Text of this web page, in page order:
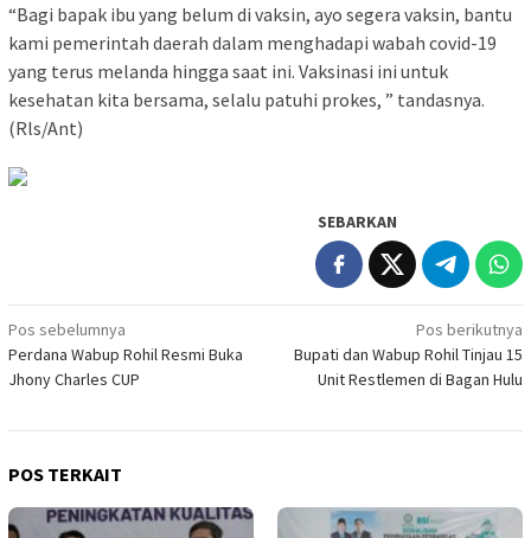
“Bagi bapak ibu yang belum di vaksin, ayo segera vaksin, bantu
kami pemerintah daerah dalam menghadapi wabah covid-19
yang terus melanda hingga saat ini. Vaksinasi ini untuk
kesehatan kita bersama, selalu patuhi prokes, ” tandasnya.
(Rls/Ant)
SEBARKAN
Navigasi
pos
Pos sebelumnya
Perdana Wabup Rohil Resmi Buka
Jhony Charles CUP
Pos berikutnya
Bupati dan Wabup Rohil Tinjau 15
Unit Restlemen di Bagan Hulu
POS TERKAIT